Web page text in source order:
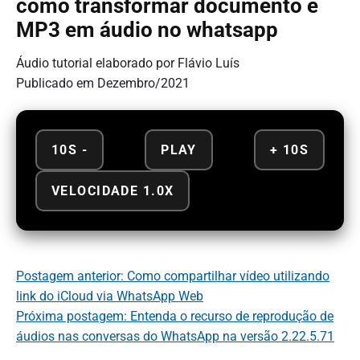
como transformar documento e
MP3 em áudio no whatsapp
Áudio tutorial elaborado por Flávio Luís
Publicado em Dezembro/2021
10S - PLAY + 10S
VELOCIDADE 1.0X
Postagem anterior: Como compartilhar vídeo utilizando
link do iCloud via WhatsApp Web
Próxima postagem: Entenda o recurso de reprodução de
áudios nas conversas do WhatsApp na versão 2.22.5.71